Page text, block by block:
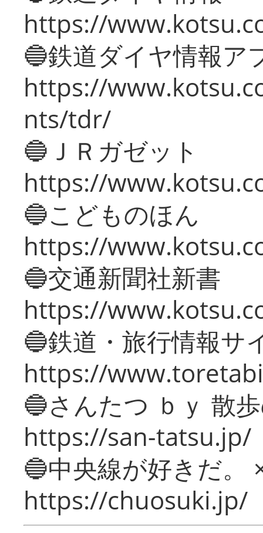
https://
🔵鉄道ダイヤ情報ア
https://
nts/tdr/
🔵ＪＲガゼット
https://
🔵こどものほん
https://
🔵交通新聞社新書
https://
🔵鉄道・旅行情報サ
https://
🔵さんたつ ｂｙ 散
https://san-tatsu.jp/
🔵中央線が好きだ。
https://chuosuki.jp/